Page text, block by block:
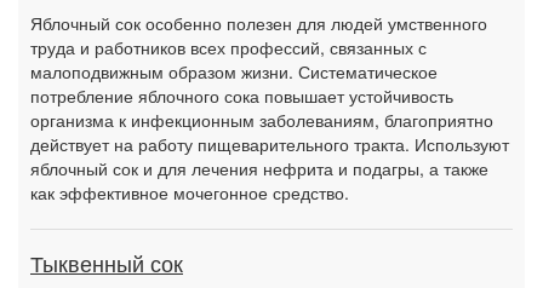
Яблочный сок особенно полезен для людей умственного
труда и работников всех профессий, связанных с
малоподвижным образом жизни. Систематическое
потребление яблочного сока повышает устойчивость
организма к инфекционным заболеваниям, благоприятно
действует на работу пищеварительного тракта. Используют
яблочный сок и для лечения нефрита и подагры, а также
как эффективное мочегонное средство.
Тыквенный сок